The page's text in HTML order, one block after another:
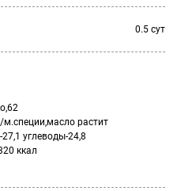
0.5 сут
м.специи,масло растит
углеводы-24,8
ккал